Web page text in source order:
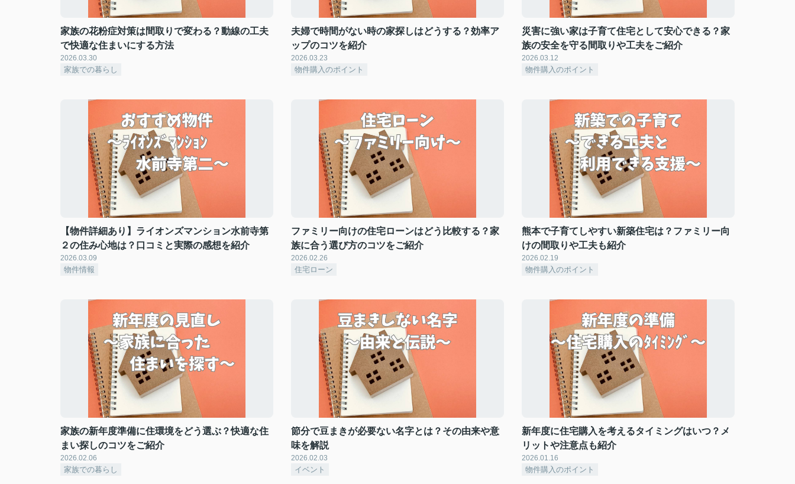
家族の花粉症対策は間取りで変わる？動線の工夫
で快適な住まいにする方法
2026.03.30
家族での暮らし
夫婦で時間がない時の家探しはどうする？効率ア
ップのコツを紹介
2026.03.23
物件購入のポイント
災害に強い家は子育て住宅として安心できる？家
族の安全を守る間取りや工夫をご紹介
2026.03.12
物件購入のポイント
【物件詳細あり】ライオンズマンション水前寺第
２の住み心地は？口コミと実際の感想を紹介
2026.03.09
物件情報
ファミリー向けの住宅ローンはどう比較する？家
族に合う選び方のコツをご紹介
2026.02.26
住宅ローン
熊本で子育てしやすい新築住宅は？ファミリー向
けの間取りや工夫も紹介
2026.02.19
物件購入のポイント
家族の新年度準備に住環境をどう選ぶ？快適な住
まい探しのコツをご紹介
2026.02.06
家族での暮らし
節分で豆まきが必要ない名字とは？その由来や意
味を解説
2026.02.03
イベント
新年度に住宅購入を考えるタイミングはいつ？メ
リットや注意点も紹介
2026.01.16
物件購入のポイント